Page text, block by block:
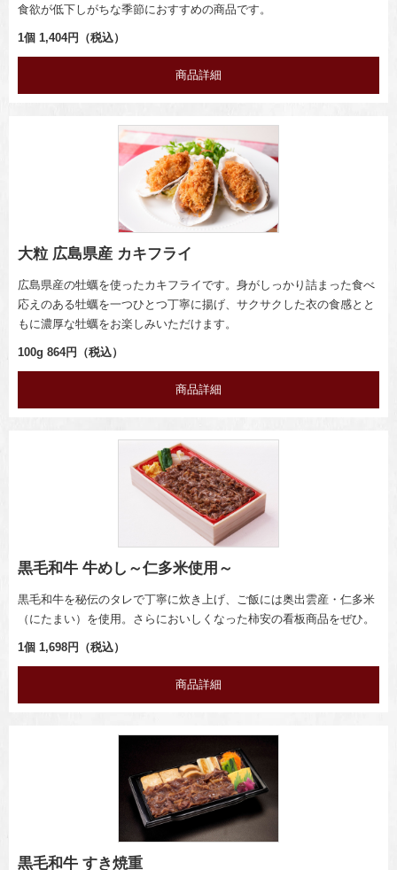
食欲が低下しがちな季節におすすめの商品です。
1個 1,404円（税込）
商品詳細
大粒 広島県産 カキフライ
広島県産の牡蠣を使ったカキフライです。身がしっかり詰まった食べ
応えのある牡蠣を一つひとつ丁寧に揚げ、サクサクした衣の食感とと
もに濃厚な牡蠣をお楽しみいただけます。
100g 864円（税込）
商品詳細
黒毛和牛 牛めし～仁多米使用～
黒毛和牛を秘伝のタレで丁寧に炊き上げ、ご飯には奥出雲産・仁多米
（にたまい）を使用。さらにおいしくなった柿安の看板商品をぜひ。
1個 1,698円（税込）
商品詳細
黒毛和牛 すき焼重